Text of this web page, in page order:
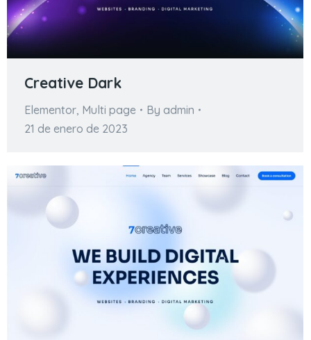
Creative Dark
Elementor Multi page By admin
21 de enero de 2023